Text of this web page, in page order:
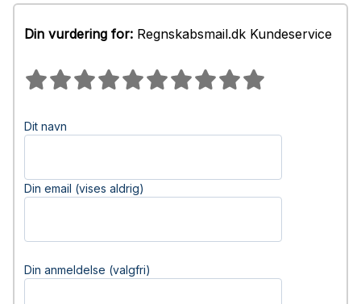
Din vurdering for: Regnskabsmail.dk Kundeservice
Dit navn
Din email (vises aldrig)
Din anmeldelse (valgfri)